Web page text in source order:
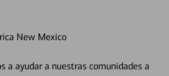
New Mexico
a ayudar a nuestras comunidades a